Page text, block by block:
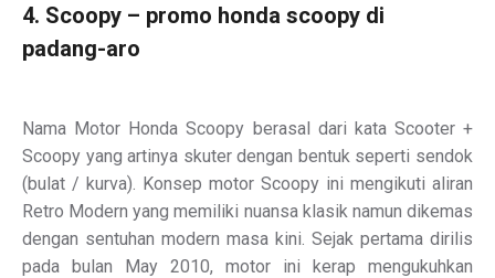
4. Scoopy – promo honda scoopy di
padang-aro
Nama Motor Honda Scoopy berasal dari kata Scooter +
Scoopy yang artinya skuter dengan bentuk seperti sendok
(bulat / kurva). Konsep motor Scoopy ini mengikuti aliran
Retro Modern yang memiliki nuansa klasik namun dikemas
dengan sentuhan modern masa kini. Sejak pertama dirilis
pada bulan May 2010, motor ini kerap mengukuhkan